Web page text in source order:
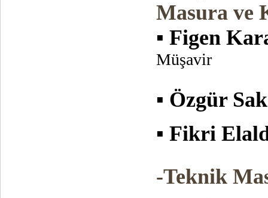
Masura ve
▪ Figen
Müşavir
▪ Özgür
▪ Fikri
-Teknik